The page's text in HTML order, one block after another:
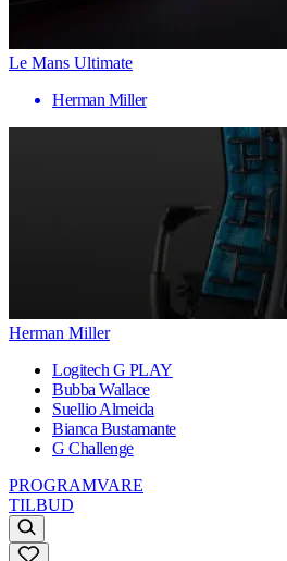
Le Mans Ultimate
Herman Miller
Herman Miller
Logitech G PLAY
Bubba Wallace
Suellio Almeida
Bianca Bustamante
G Challenge
PROGRAMVARE
TILBUD